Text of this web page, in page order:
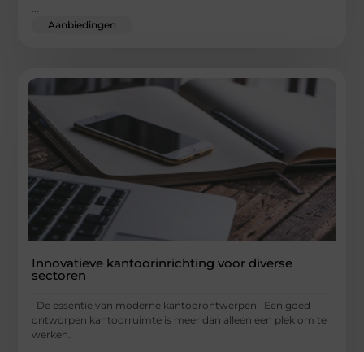
Aanbiedingen
Innovatieve kantoorinrichting voor diverse
sectoren
De essentie van moderne kantoorontwerpen Een goed
ontworpen kantoorruimte is meer dan alleen een plek om te
werken.